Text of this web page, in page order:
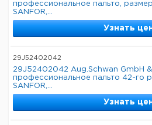
профессиональное пальто,
SANFOR,...
Узнать
29J52402042
29J52402042 Aug.Schwan GmbH &
профессиональное пальто 42-го
SANFOR,...
Узнать